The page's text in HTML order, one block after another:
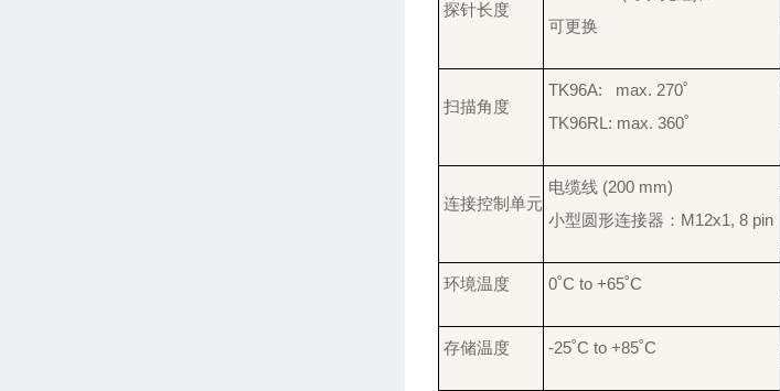
探针长度
可更换
扫描角度
TK96A: max. 270˚
TK96RL: max. 360˚
连接控制单元
电缆线 (200 mm)
小型圆形连接器：M12x1, 8 pin
环境温度 0˚C to +65˚C
存储温度 -25˚C to +85˚C